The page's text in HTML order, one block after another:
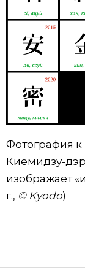
Фотография к
Киёмидзу-
изображает
г., © Kyodo)